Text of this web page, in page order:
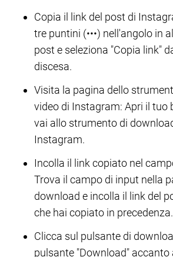
Copia il link del post di
tre puntini (•••) nell'angolo in
post e seleziona "Copia link"
discesa.
Visita la pagina dello
video di Instagram: Apri il tuo
vai allo strumento di
Instagram.
Incolla il link copiato nel
Trova il campo di input nella
download e incolla il link del
che hai copiato in precedenza.
Clicca sul pulsante di
pulsante "Download" accanto